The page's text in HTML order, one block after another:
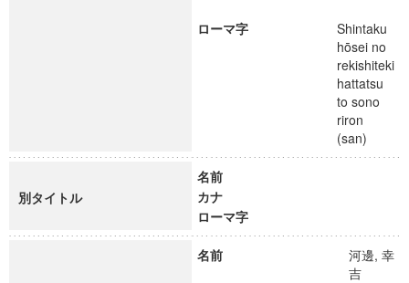
ローマ字
Shintaku
hōsei no
rekishiteki
hattatsu
to sono
riron
(san)
別タイトル
名前
カナ
ローマ字
名前
河邊, 幸
吉